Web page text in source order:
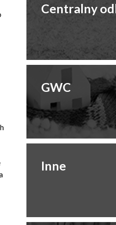
Centralny
GWC
Inne